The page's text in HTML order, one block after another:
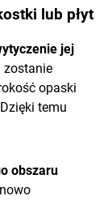
lub płyt
jej
zostanie
opaski
temu
obszaru